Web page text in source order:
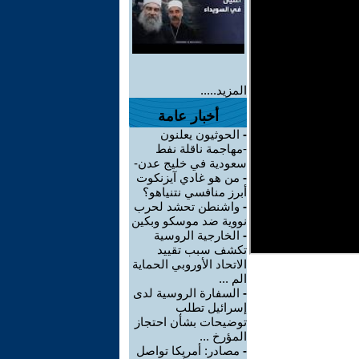
المزيد.....
أخبار عامة
- الحوثيون يعلنون
-مهاجمة ناقلة نفط
سعودية في خليج عدن-
- من هو غادي آيزنكوت
أبرز منافسي نتنياهو؟
- واشنطن تحشد لحرب
نووية ضد موسكو وبكين
- الخارجية الروسية
تكشف سبب تقييد
الاتحاد الأوروبي الحماية
الم ...
- السفارة الروسية لدى
إسرائيل تطلب
توضيحات بشأن احتجاز
المؤرخ ...
- مصادر: أمريكا تواصل